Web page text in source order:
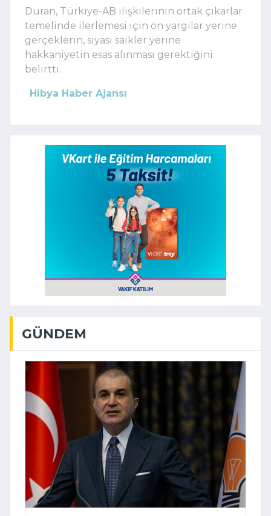
Duran, Türkiye-AB ilişkilerinin ortak çıkarlar
temelinde ilerlemesi için ön yargılar yerine
gerçeklerin, siyasi saikler yerine
hakkaniyetin esas alınması gerektiğini
belirtti.
Hibya Haber Ajansı
GÜNDEM